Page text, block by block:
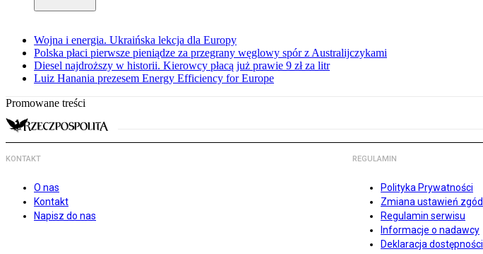
Wojna i energia. Ukraińska lekcja dla Europy
Polska płaci pierwsze pieniądze za przegrany węglowy spór z Australijczykami
Diesel najdroższy w historii. Kierowcy płacą już prawie 9 zł za litr
Luiz Hanania prezesem Energy Efficiency for Europe
Promowane treści
KONTAKT
O nas
Kontakt
Napisz do nas
REGULAMIN
Polityka Prywatności
Zmiana ustawień zgód
Regulamin serwisu
Informacje o nadawcy
Deklaracja dostępności